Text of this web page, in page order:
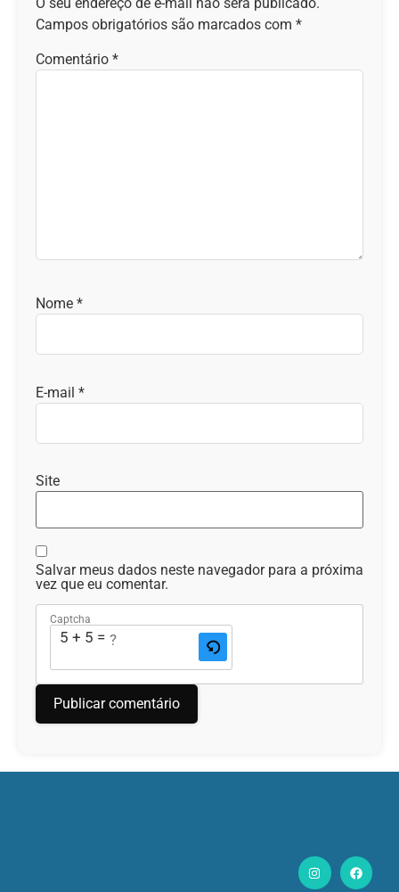
Campos obrigatórios são marcados com *
Comentário *
Nome *
E-mail *
Site
Salvar meus dados neste navegador para a próxima
vez que eu comentar.
Captcha
5 + 5 = ?